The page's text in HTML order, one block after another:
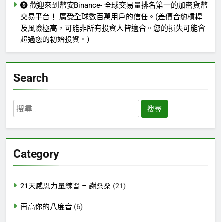
歡迎來到幣安Binance- 全球交易量排名第一的加密貨幣
交易平台！ 廣受全球數百萬用戶的信任。(差價合約槓桿
及風險極高，可能非所有投資人皆適合。您的損失可能會
超過您的初始投資。)
Search
搜
尋
字:
Category
21天感恩力量練習 – 謝桑桑 (21)
再高你的八度音 (6)